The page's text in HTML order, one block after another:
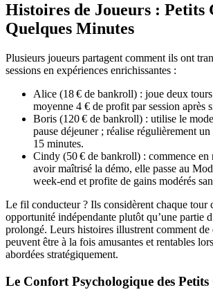
Histoires de Joueurs : Petits
Quelques Minutes
Plusieurs joueurs partagent comment ils ont
sessions en expériences enrichissantes :
Alice (18 € de bankroll) : joue deux tours
moyenne 4 € de profit par session après
Boris (120 € de bankroll) : utilise le
pause déjeuner ; réalise régulièrement
15 minutes.
Cindy (50 € de bankroll) : commence en
avoir maîtrisé la démo, elle passe au
week-end et profite de gains modérés
Le fil conducteur ? Ils considèrent chaque tour
opportunité indépendante plutôt qu’une partie
prolongé. Leurs histoires illustrent comment de
peuvent être à la fois amusantes et rentables
abordées stratégiquement.
Le Confort Psychologique des Petits